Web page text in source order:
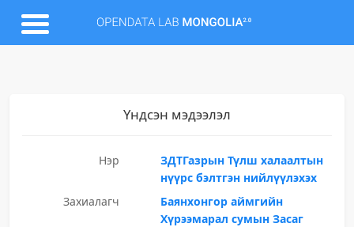
Үндсэн мэдээлэл
Нэр
ЗДТГазрын Түлш халаалтын
нүүрс бэлтгэн нийлүүлэхэх
Захиалагч
Баянхонгор аймгийн
Хүрээмарал сумын Засаг